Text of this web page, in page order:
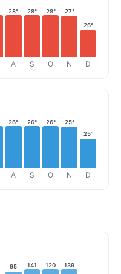
28°
A
28°
S
28°
O
27°
N
26°
D
26°
A
26°
S
26°
O
25°
N
25°
D
95 141 120 139